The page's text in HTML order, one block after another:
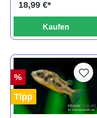
18,99 €*
Kaufen
%
Tipp